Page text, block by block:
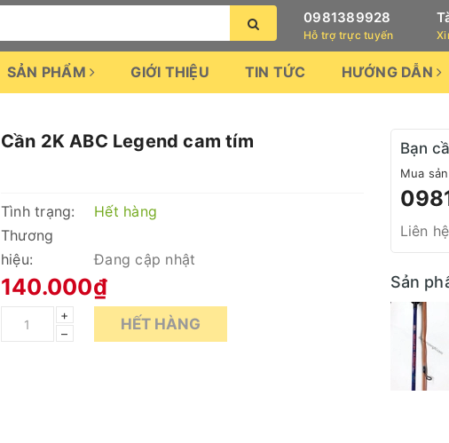
0981389928
Hỗ trợ trực tuyến
SẢN PHẨM GIỚI THIỆU TIN TỨC HƯỚNG DẪN
Cần 2K ABC Legend cam tím
Tình trạng:
Hết hàng
Thương
hiệu:
Đang cập nhật
140.000₫
+
–
HẾT HÀNG
Bạn
Mua
Liên hệ
Sản